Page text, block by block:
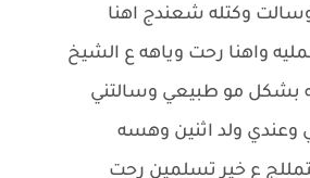
وكتله شعندج اهنا
واهنا رحت وياهه ع الشيخ
بشكل مو طبيعي وسالتني
وعندي ولد اثنين وهسه
يتمللج ع خير تسلمين رحت